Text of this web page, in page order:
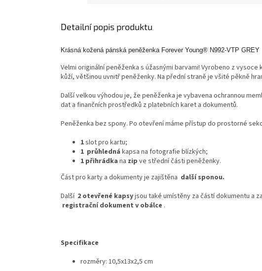
Detailní popis produktu
Krásná kožená pánská peněženka Forever Young® N992-VTP GREY
Velmi originální peněženka s úžasnými barvami! Vyrobeno z vysoce
kůží, většinou uvnitř peněženky. Na přední straně je všité pěkně
Další velkou výhodou je, že peněženka je vybavena ochrannou
dat a finančních prostředků z platebních karet a dokumentů.
Peněženka bez spony. Po otevření máme přístup do prostorné
1slot pro kartu;
1 průhledná kapsa na fotografie blízkých;
1 přihrádka na zip ve střední části peněženky.
Část pro karty a dokumenty je zajištěna další sponou.
Další 2 otevřené kapsyjsou také umístěny za částí dokumentu a
registrační dokument v obálce .
Specifikace
rozměry: 10,5x13x2,5 cm